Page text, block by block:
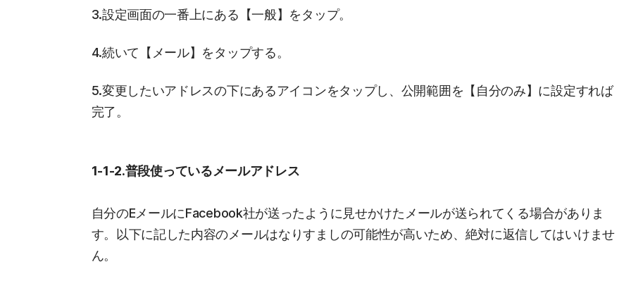
3.設定画面の一番上にある【一般】をタップ。
4.続いて【メール】をタップする。
5.変更したいアドレスの下にあるアイコンをタップし、公開範囲を【自分のみ】に設定すれば
完了。
1-1-2.普段使っているメールアドレス
自分のEメールにFacebook社が送ったように見せかけたメールが送られてくる場合がありま
す。以下に記した内容のメールはなりすましの可能性が高いため、絶対に返信してはいけませ
ん。